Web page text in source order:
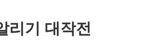
리기 대작전